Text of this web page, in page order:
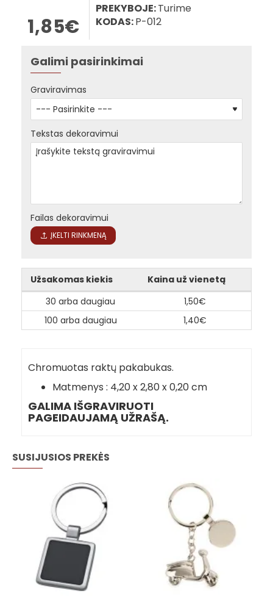
1,85€
PREKYBOJE:Turime
KODAS:P-012
Galimi pasirinkimai
Graviravimas
Tekstas dekoravimui
Failas dekoravimui
ĮKELTI RINKMENĄ
Užsakomas kiekis
Kaina už vienetą
30 arba daugiau
1,50€
100 arba daugiau
1,40€
SUSIJUSIOS PREKĖS
Chromuotas raktų pakabukas.
Matmenys : 4,20 x 2,80 x 0,20 cm
GALIMA IŠGRAVIRUOTI
PAGEIDAUJAMĄ UŽRAŠĄ.